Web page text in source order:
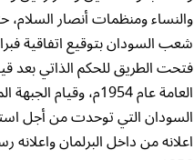
والنساء ومنظمات أنصار
فتحت الطريق للحكم الذاتي بعد
العامة عام 1954م، وقيام
السودان التي توحدت من أجل
اعلانه من داخل البرلمان واعلانه